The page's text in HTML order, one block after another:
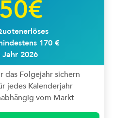
170 €
Jahr 2026
das Folgejahr sichern
jedes Kalenderjahr
vom Markt